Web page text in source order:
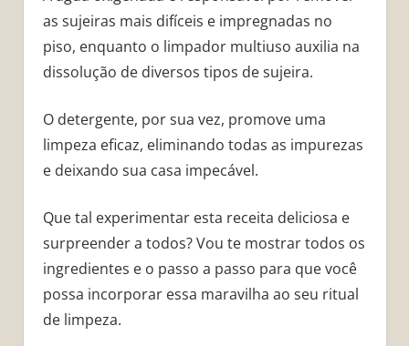
as sujeiras mais difíceis e impregnadas no
piso, enquanto o limpador multiuso auxilia na
dissolução de diversos tipos de sujeira.
O detergente, por sua vez, promove uma
limpeza eficaz, eliminando todas as impurezas
e deixando sua casa impecável.
Que tal experimentar esta receita deliciosa e
surpreender a todos? Vou te mostrar todos os
ingredientes e o passo a passo para que você
possa incorporar essa maravilha ao seu ritual
de limpeza.